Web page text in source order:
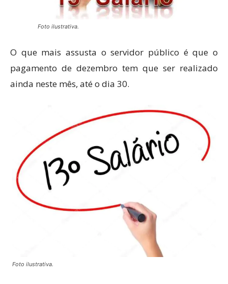
Foto ilustrativa.
O que mais assusta o servidor público é que o
pagamento de dezembro tem que ser realizado
ainda neste mês, até o dia 30.
Foto ilustrativa.